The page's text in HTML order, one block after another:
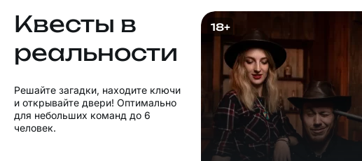
Квесты в
реальности
Решайте загадки, находите ключи
и открывайте двери! Оптимально
для небольших команд до 6
человек.
18+